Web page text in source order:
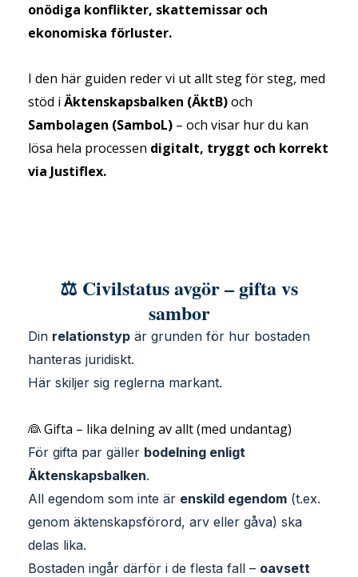
onödiga konflikter, skattemissar och
ekonomiska förluster.
I den här guiden reder vi ut allt steg för steg, med
stöd i Äktenskapsbalken (ÄktB)och
Sambolagen (SamboL) – och visar hur du kan
lösa hela processen digitalt, tryggt och korrekt
via Justiflex.
⚖️ Civilstatus avgör – gifta vs
sambor
Din relationstyp är grunden för hur bostaden
hanteras juridiskt.
Här skiljer sig reglerna markant.
👰 Gifta – lika delning av allt (med undantag)
För gifta par gäller bodelning enligt
Äktenskapsbalken.
All egendom som inte är enskild egendom (t.ex.
genom äktenskapsförord, arv eller gåva) ska
delas lika.
Bostaden ingår därför i de flesta fall – oavsett